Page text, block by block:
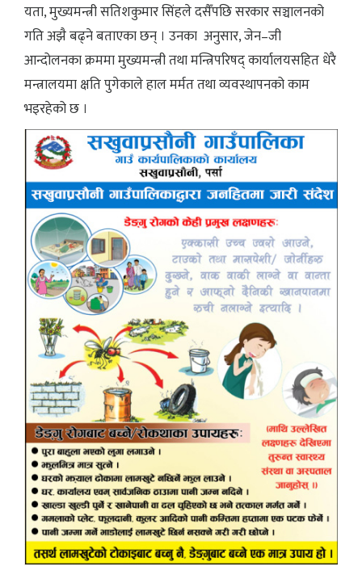
यता, मुख्यमन्त्री सतिशकुमार सिंहले दसैँपछि सरकार सञ्चालनको
गति अझै बढ्ने बताएका छन् । उनका अनुसार, जेन–जी
आन्दोलनका क्रममा मुख्यमन्त्री तथा मन्त्रिपरिषद् कार्यालयसहित धेरै
मन्त्रालयमा क्षति पुगेकाले हाल मर्मत तथा व्यवस्थापनको काम
भइरहेको छ ।